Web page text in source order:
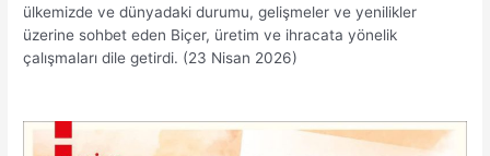
ülkemizde ve dünyadaki durumu, gelişmeler ve yenilikler
üzerine sohbet eden Biçer, üretim ve ihracata yönelik
çalışmaları dile getirdi. (23 Nisan 2026)